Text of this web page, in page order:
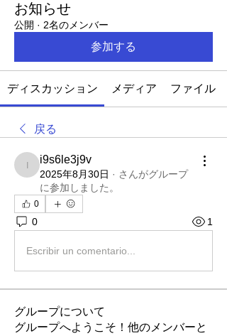
お知らせ
公開 · 2名のメンバー
参加する
ディスカッション メディア ファイル
戻る
i9s6le3j9v
i9s6le3j9v
2025年8月30日 · さんがグループ
に参加しました。
0
0 1
Escribir un comentario...
グループについて
グループへようこそ！他のメンバーと